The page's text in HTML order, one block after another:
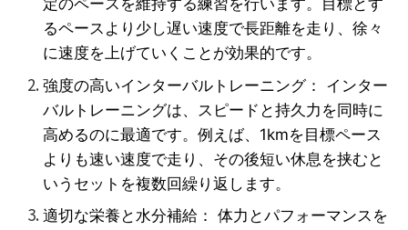
定のペースを維持する練習を行います。目標とす
るペースより少し遅い速度で長距離を走り、徐々
に速度を上げていくことが効果的です。
強度の高いインターバルトレーニング： インター
バルトレーニングは、スピードと持久力を同時に
高めるのに最適です。例えば、1kmを目標ペース
よりも速い速度で走り、その後短い休息を挟むと
いうセットを複数回繰り返します。
適切な栄養と水分補給： 体力とパフォーマンスを